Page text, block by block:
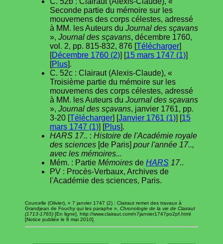
Seconde partie du mémoire sur les
mouvemens des corps célestes, adressé
à MM. les Auteurs du Journal des sçavans
», Journal des sçavans, décembre 1760,
vol. 2, pp. 815-832, 876 [Télécharger]
[Décembre 1760 (2)] [15 mars 1747 (1)]
[Plus].
C. 52c : Clairaut (Alexis-Claude), «
Troisième partie du mémoire sur les
mouvemens des corps célestes, adressé
à MM. les Auteurs du Journal des sçavans
», Journal des sçavans, janvier 1761, pp.
3-20 [Télécharger] [Janvier 1761 (1)] [15
mars 1747 (1)] [Plus].
HARS 17.. : Histoire de l'Académie royale
des sciences [de Paris] pour l'année 17..,
avec les mémoires...
Mém. : Partie Mémoires de HARS 17..
PV : Procès-Verbaux, Archives de
l'Académie des sciences, Paris.
Courcelle (Olivier), « 7 janvier 1747 (2) : Clairaut remet des travaux à
Grandjean de Fouchy qui les paraphe », Chronologie de la vie de Clairaut
(1713-1765) [En ligne], http://www.clairaut.com/n7janvier1747po2pf.html
[Notice publiée le 8 mai 2010].